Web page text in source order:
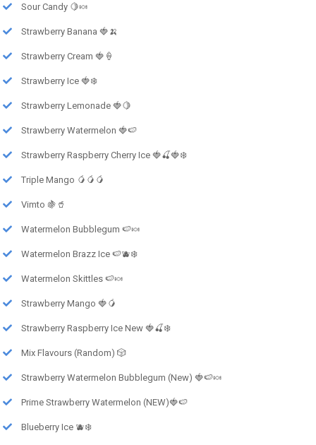
Sour Candy 🍋🍬
Strawberry Banana 🍓🍌
Strawberry Cream 🍓🍦
Strawberry Ice 🍓❄️
Strawberry Lemonade 🍓🍋
Strawberry Watermelon 🍓🍉
Strawberry Raspberry Cherry Ice 🍓🍒🍓❄️
Triple Mango 🥭🥭🥭
Vimto 🍇🥤
Watermelon Bubblegum 🍉🍬
Watermelon Brazz Ice 🍉🫐❄️
Watermelon Skittles 🍉🍬
Strawberry Mango 🍓🥭
Strawberry Raspberry Ice New 🍓🍒❄️
Mix Flavours (Random) 🎲
Strawberry Watermelon Bubblegum (New) 🍓🍉🍬
Prime Strawberry Watermelon (NEW)🍓🍉
Blueberry Ice 🫐❄️